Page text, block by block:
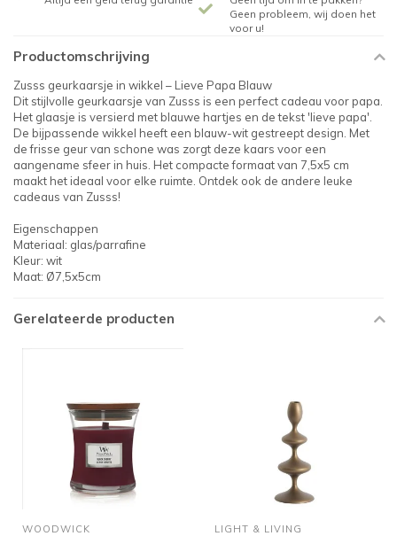
Geen probleem, wij doen het
voor u!
Productomschrijving
Zusss geurkaarsje in wikkel – Lieve Papa Blauw
Dit stijlvolle geurkaarsje van Zusss is een perfect cadeau voor papa.
Het glaasje is versierd met blauwe hartjes en de tekst 'lieve papa'.
De bijpassende wikkel heeft een blauw-wit gestreept design. Met
de frisse geur van schone was zorgt deze kaars voor een
aangename sfeer in huis. Het compacte formaat van 7,5x5 cm
maakt het ideaal voor elke ruimte. Ontdek ook de andere leuke
cadeaus van Zusss!
Eigenschappen
Materiaal: glas/parrafine
Kleur: wit
Maat: Ø7,5x5cm
Gerelateerde producten
WOODWICK LIGHT & LIVING